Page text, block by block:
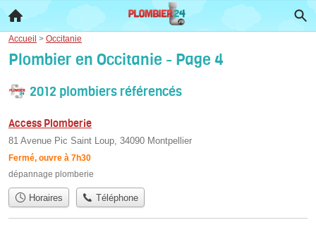
Accueil > Occitanie
Plombier en Occitanie - Page 4
2012 plombiers référencés
Access Plomberie
81 Avenue Pic Saint Loup, 34090 Montpellier
Fermé, ouvre à 7h30
dépannage plomberie
Horaires Téléphone